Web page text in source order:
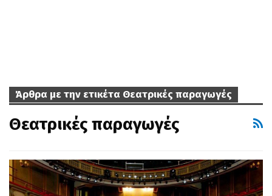
Άρθρα με την ετικέτα Θεατρικές παραγωγές
Θεατρικές παραγωγές